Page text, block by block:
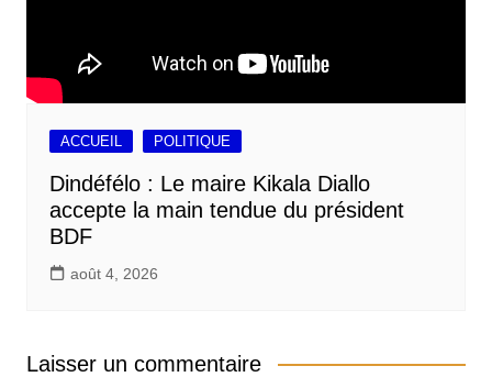
ACCUEIL POLITIQUE
Dindéfélo : Le maire Kikala Diallo
accepte la main tendue du président
BDF
août 4, 2026
Laisser un commentaire